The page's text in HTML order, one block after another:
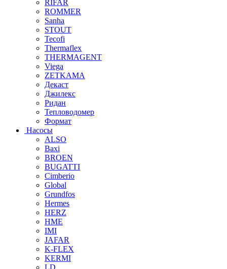
RIFAR
ROMMER
Sanha
STOUT
Tecofi
Thermaflex
THERMAGENT
Viega
ZETKAMA
Декаст
Джилекс
Ридан
Тепловодомер
Формат
Насосы
ALSO
Baxi
BROEN
BUGATTI
Cimberio
Global
Grundfos
Hermes
HERZ
HME
IMI
JAFAR
K-FLEX
KERMI
LD